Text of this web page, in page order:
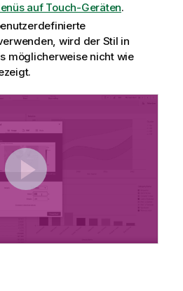
auf Touch-Geräten.
wird der Stil in
s möglicherweise nicht wie